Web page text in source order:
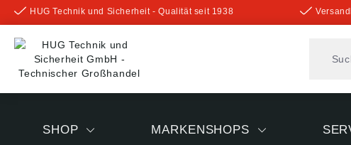
springen
HUG Technik und Sicherheit - Qualität seit 1938
SHOP MARKENSHOPS